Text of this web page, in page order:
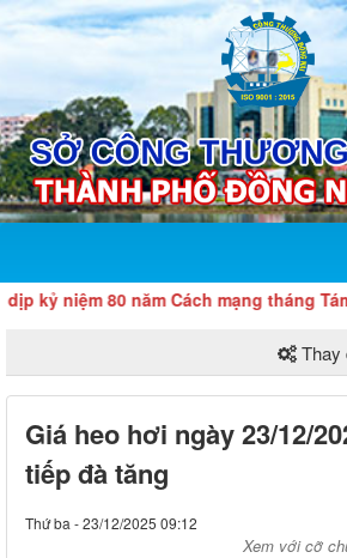
80 năm Cách mạng tháng Tám và
Thay
Giá heo hơi ngày 23/12/
tiếp đà tăng
Thứ ba - 23/12/2025 09:12
Xem với cỡ